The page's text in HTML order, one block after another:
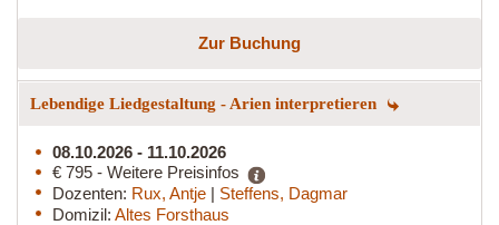
Zur Buchung
Lebendige Liedgestaltung - Arien interpretieren
08.10.2026 - 11.10.2026
€ 795 - Weitere Preisinfos
Dozenten: Rux, Antje | Steffens, Dagmar
Domizil: Altes Forsthaus